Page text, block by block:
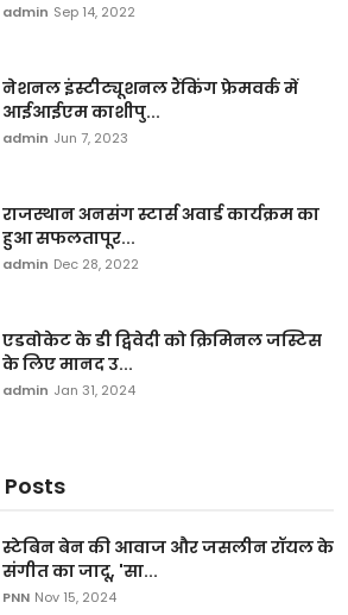
admin Sep 14, 2022
नेशनल इंस्टीट्यूशनल रैंकिंग फ्रेमवर्क में
आईआईएम काशीपु...
admin Jun 7, 2023
राजस्थान अनसंग स्टार्स अवार्ड कार्यक्रम का
हुआ सफलतापूर...
admin Dec 28, 2022
एडवोकेट के डी द्विवेदी को क्रिमिनल जस्टिस
के लिए मानद उ...
admin Jan 31, 2024
स्टेबिन बेन की आवाज और जसलीन रॉयल के
संगीत का जादू, 'सा...
PNN Nov 15, 2024